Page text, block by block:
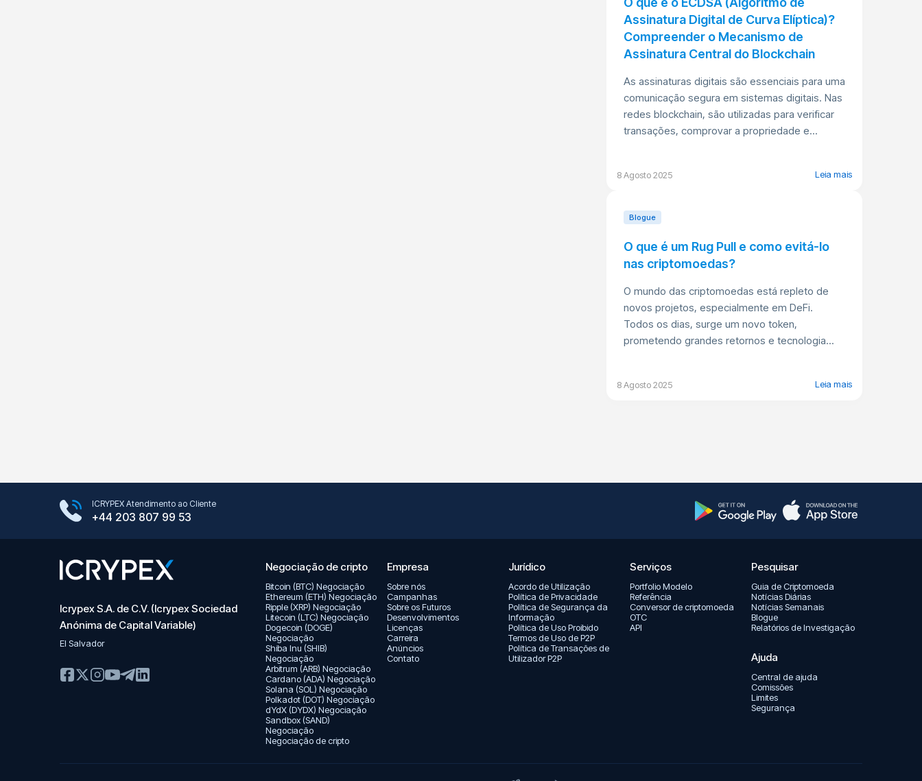
Assinatura Digital de Curva Elíptica)?
Compreender o Mecanismo de
Assinatura Central do Blockchain
As assinaturas digitais são essenciais para uma
comunicação segura em sistemas digitais. Nas
redes blockchain, são utilizadas para verificar
transações, comprovar a propriedade e...
8 Agosto 2025 Leia mais
Blogue
O que é um Rug Pull e como evitá-lo
nas criptomoedas?
O mundo das criptomoedas está repleto de
novos projetos, especialmente em DeFi.
Todos os dias, surge um novo token,
prometendo grandes retornos e tecnologia...
8 Agosto 2025 Leia mais
ICRYPEX Atendimento ao Cliente
+44 203 807 99 53
Google Play StoreApp Store
Icrypex S.A. de C.V. (Icrypex Sociedad
Anónima de Capital Variable)
El Salvador
Negociação de cripto
Bitcoin (BTC) Negociação
Ethereum (ETH) Negociação
Ripple (XRP) Negociação
Litecoin (LTC) Negociação
Dogecoin (DOGE)
Negociação
Shiba Inu (SHIB)
Negociação
Arbitrum (ARB) Negociação
Cardano (ADA) Negociação
Solana (SOL) Negociação
Polkadot (DOT) Negociação
dYdX (DYDX) Negociação
Sandbox (SAND)
Negociação
Negociação de cripto
Empresa
Sobre nós
Campanhas
Sobre os Futuros
Desenvolvimentos
Licenças
Carreira
Anúncios
Contato
Jurídico
Acordo de Utilização
Política de Privacidade
Política de Segurança da
Informação
Política de Uso Proibido
Termos de Uso de P2P
Política de Transações de
Utilizador P2P
Serviços
Portfolio Modelo
Referência
Conversor de criptomoeda
OTC
API
Pesquisar
Guia de Criptomoeda
Notícias Diárias
Notícias Semanais
Blogue
Relatórios de Investigação
Ajuda
Central de ajuda
Comissões
Limites
Segurança